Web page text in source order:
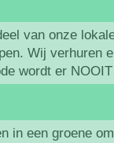
van onze
Wij verhuren
wordt er
in een groene